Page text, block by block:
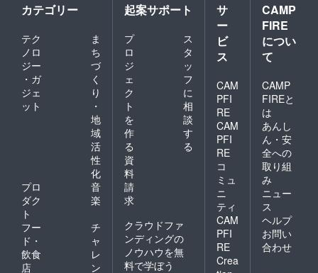
カテゴリー
テク
ノロ
ジー
・ガ
ジェ
ット
ま
ち
づ
く
り
・
地
域
活
性
化
プロ
ダク
ト
音
楽
フー
ド・
飲食
店
チ
ャ
レ
ン
起案サポート
プ
ロ
ジ
ェ
ク
ト
を
作
る
ス
タ
ッ
フ
に
相
談
す
る
資
料
請
求
クラウドファ
ンディングの
ノウハウを無
料で学ぼう
サ
ー
ビ
ス
CAM
PFI
RE
CAM
PFI
RE
コ
ミュ
ニ
ティ
CAM
PFI
RE
Crea
CAMP
FIRE
につい
て
CAMP
FIREと
は
あんし
ん・安
全への
取り組
み
ニュー
ス
ヘルプ
お問い
合わせ